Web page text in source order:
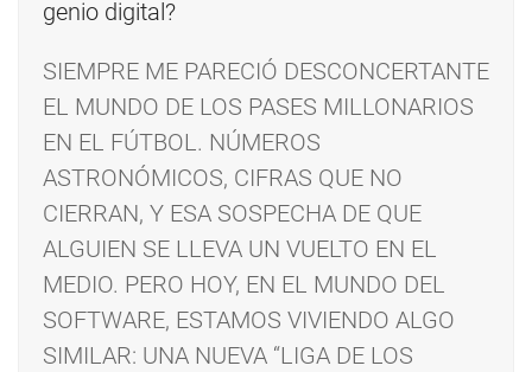
SIEMPRE ME PARECIÓ DESCONCERTANTE
EL MUNDO DE LOS PASES MILLONARIOS
EN EL FÚTBOL. NÚMEROS
ASTRONÓMICOS, CIFRAS QUE NO
CIERRAN, Y ESA SOSPECHA DE QUE
ALGUIEN SE LLEVA UN VUELTO EN EL
MEDIO. PERO HOY, EN EL MUNDO DEL
SOFTWARE, ESTAMOS VIVIENDO ALGO
SIMILAR: UNA NUEVA “LIGA DE LOS